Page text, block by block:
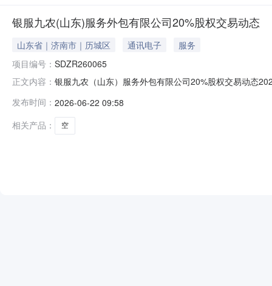
银服九农(山东)服务外包有限公司20%股权交易动态
山东省｜济南市｜历城区 通讯电子
服务
项目编号： SDZR260065
正文内容： 银服九农（山东）服务外包有限公司20%股权交易动态
(济南历城财金控股集团有限公司董事会决议（2026年第
发布时间： 2026-06-22 09:58
相关产品：
空